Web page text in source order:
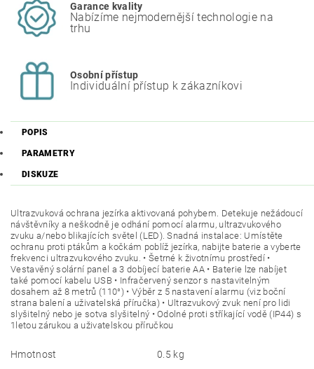
Garance kvality
Nabízíme nejmodernější technologie na
trhu
Osobní přístup
Individuální přístup k zákazníkovi
POPIS
PARAMETRY
DISKUZE
Ultrazvuková ochrana jezírka aktivovaná pohybem. Detekuje nežádoucí
návštěvníky a neškodně je odhání pomocí alarmu, ultrazvukového
zvuku a/nebo blikajících světel (LED). Snadná instalace: Umístěte
ochranu proti ptákům a kočkám poblíž jezírka, nabijte baterie a vyberte
frekvenci ultrazvukového zvuku. • Šetrné k životnímu prostředí •
Vestavěný solární panel a 3 dobíjecí baterie AA • Baterie lze nabíjet
také pomocí kabelu USB • Infračervený senzor s nastavitelným
dosahem až 8 metrů (110°) • Výběr z 5 nastavení alarmu (viz boční
strana balení a uživatelská příručka) • Ultrazvukový zvuk není pro lidi
slyšitelný nebo je sotva slyšitelný • Odolné proti stříkající vodě (IP44) s
1letou zárukou a uživatelskou příručkou
Hmotnost 0.5 kg